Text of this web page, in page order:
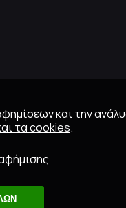
και την
τα cookies.